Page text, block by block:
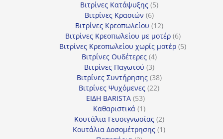
Βιτρίνες Κατάψυξης 55
Βιτρίνες Κρασιών 66
προϊόντα
Βιτρίνες Κρεοπωλείου 1212
προϊόντα
Βιτρίνες Κρεοπωλείου με μοτέρ 66
προϊόντα
Βιτρίνες Κρεοπωλείου χωρίς μοτέρ 55
Βιτρίνες Ουδέτερες 44
προϊόντα
Βιτρίνες Παγωτού 33
προϊόντα
Βιτρίνες Συντήρησης 3838
προϊόντα
Βιτρίνες Ψυχόμενες 2222
ΕΙΔΗ BARISTA 5353
προϊόντα
Καθαριστικά 11
προϊόν
Κουτάλια Γευσιγνωσίας 22
προϊόντα
Κουτάλια Δοσομέτρησης 11